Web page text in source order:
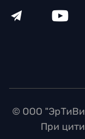
© ООО
При